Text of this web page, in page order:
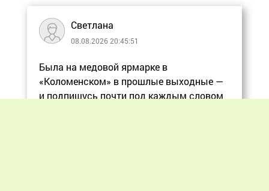
Светлана
08.08.2026 20:45:51
Была на медовой ярмарке в
«Коломенском» в прошлые выходные —
и подпишусь почти под каждым словом